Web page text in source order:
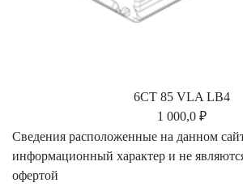
6СТ 85 VLA LB4
1 000,0 ₽
Сведения расположенные на данном
информационный характер и не
офертой